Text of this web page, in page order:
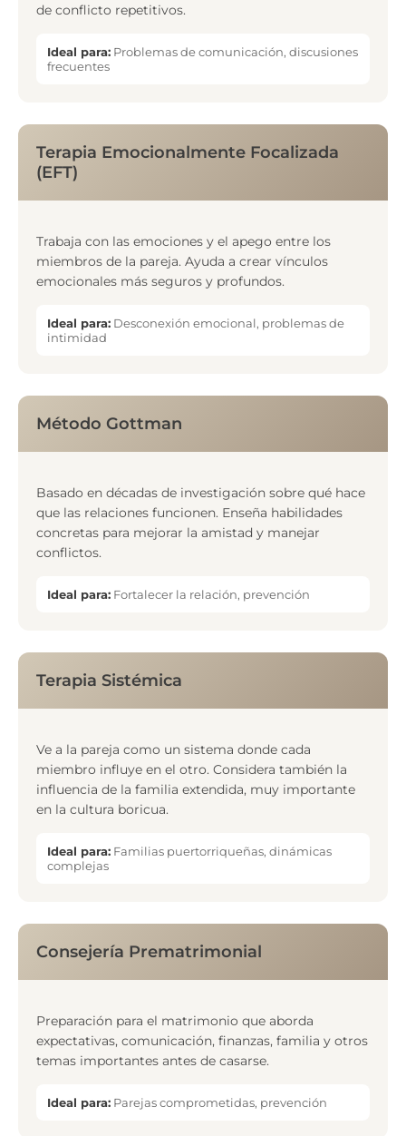
de conflicto repetitivos.
Ideal para: Problemas de comunicación, discusiones
frecuentes
Terapia Emocionalmente Focalizada
(EFT)
Trabaja con las emociones y el apego entre los
miembros de la pareja. Ayuda a crear vínculos
emocionales más seguros y profundos.
Ideal para: Desconexión emocional, problemas de
intimidad
Método Gottman
Basado en décadas de investigación sobre qué hace
que las relaciones funcionen. Enseña habilidades
concretas para mejorar la amistad y manejar
conflictos.
Ideal para: Fortalecer la relación, prevención
Terapia Sistémica
Ve a la pareja como un sistema donde cada
miembro influye en el otro. Considera también la
influencia de la familia extendida, muy importante
en la cultura boricua.
Ideal para: Familias puertorriqueñas, dinámicas
complejas
Consejería Prematrimonial
Preparación para el matrimonio que aborda
expectativas, comunicación, finanzas, familia y otros
temas importantes antes de casarse.
Ideal para: Parejas comprometidas, prevención